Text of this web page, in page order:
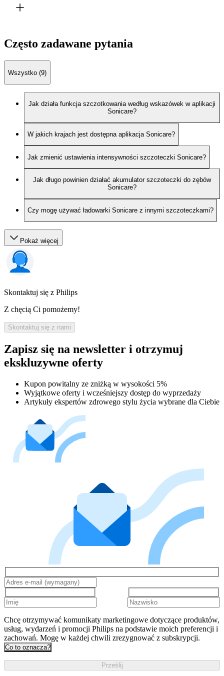
Często zadawane pytania
Wszystko (9)
Jak działa funkcja szczotkowania według wskazówek w aplikacji
Sonicare?
W jakich krajach jest dostępna aplikacja Sonicare?
Jak zmienić ustawienia intensywności szczoteczki Sonicare?
Jak długo powinien działać akumulator szczoteczki do zębów
Sonicare?
Czy mogę używać ładowarki Sonicare z innymi szczoteczkami?
Pokaż więcej
Skontaktuj się z Philips
Z chęcią Ci pomożemy!
Skontaktuj się z nami
Zapisz się na newsletter i otrzymuj
ekskluzywne oferty
Kupon powitalny ze zniżką w wysokości 5%
Wyjątkowe oferty i wcześniejszy dostęp do wyprzedaży
Artykuły ekspertów zdrowego stylu życia wybrane dla Ciebie
Chcę otrzymywać komunikaty marketingowe dotyczące produktów,
usług, wydarzeń i promocji Philips na podstawie moich preferencji i
zachowań. Mogę w każdej chwili zrezygnować z subskrypcji.
Co to oznacza?
Prześlij